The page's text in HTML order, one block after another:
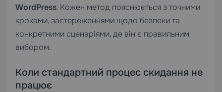
WordPress. Кожен метод пояснюється з точними
кроками, застереженнями щодо безпеки та
конкретними сценаріями, де він є правильним
вибором.
Коли стандартний процес скидання не
працює